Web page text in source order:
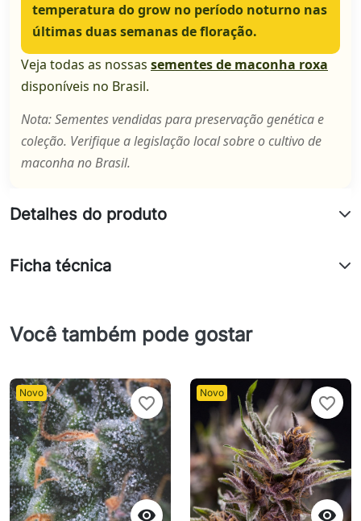
temperatura do grow no período noturno nas
últimas duas semanas de floração.
Veja todas as nossas sementes de maconha roxa
disponíveis no Brasil.
Nota: Sementes vendidas para preservação genética e
coleção. Verifique a legislação local sobre o cultivo de
maconha no Brasil.
Detalhes do produto
Ficha técnica
Você também pode gostar
Novo

favorite_border
Novo

favorite_border